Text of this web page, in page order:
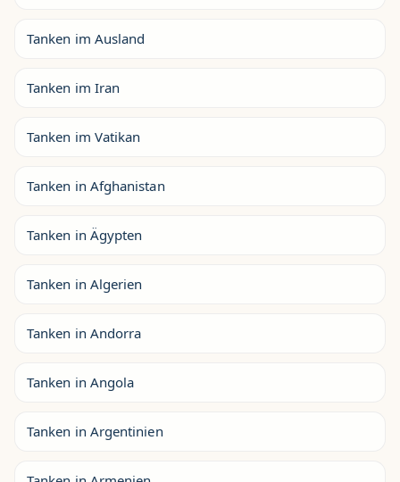
Tanken im Ausland
Tanken im Iran
Tanken im Vatikan
Tanken in Afghanistan
Tanken in Ägypten
Tanken in Algerien
Tanken in Andorra
Tanken in Angola
Tanken in Argentinien